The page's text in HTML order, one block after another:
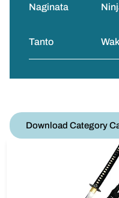
Naginata
Tanto
Download Category